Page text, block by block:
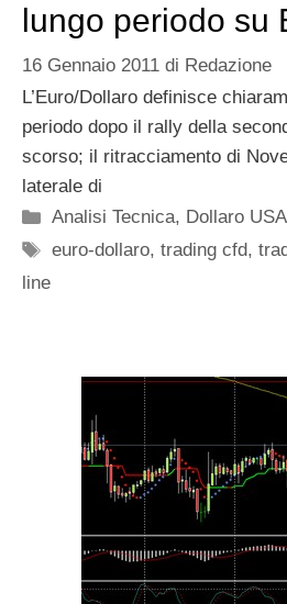
lungo periodo su
16 Gennaio 2011 di Redazione
L’Euro/Dollaro definisce
periodo dopo il rally della
scorso; il ritracciamento di
laterale di
Categorie
Analisi Tecnica, Dollaro USA
Tag
euro-dollaro,trading cfd,
line